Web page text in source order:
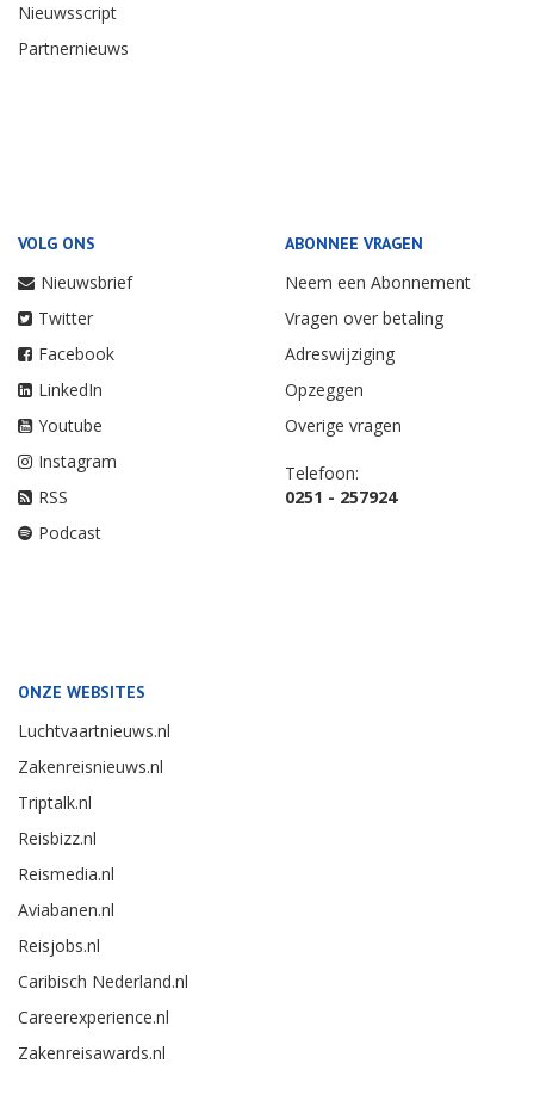
Nieuwsscript
Partnernieuws
VOLG ONS
Nieuwsbrief
Twitter
Facebook
LinkedIn
Youtube
Instagram
RSS
Podcast
ABONNEE VRAGEN
Neem een Abonnement
Vragen over betaling
Adreswijziging
Opzeggen
Overige vragen
Telefoon:
0251 - 257924
ONZE WEBSITES
Luchtvaartnieuws.nl
Zakenreisnieuws.nl
Triptalk.nl
Reisbizz.nl
Reismedia.nl
Aviabanen.nl
Reisjobs.nl
Caribisch Nederland.nl
Careerexperience.nl
Zakenreisawards.nl